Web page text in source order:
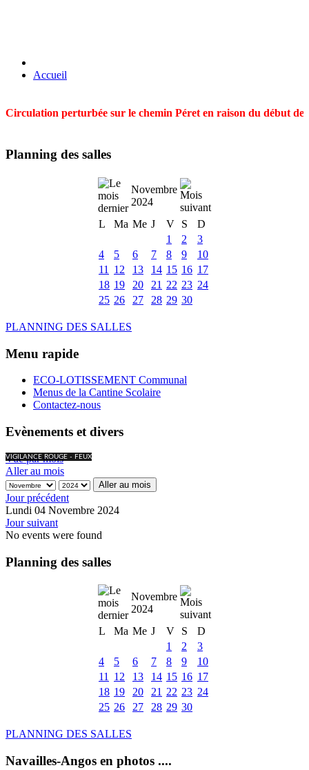
Accueil
Circulation perturbée sur le chemin Péret en raison du début
Planning des salles
Novembre
2024
L
Ma Me J V S
D
1
2
3
4
5 6 7 8 9
10
11
12 13 14 15 16 17
18 19 20 21 22 23 24
25 26 27 28 29 30
PLANNING DES SALLES
Menu rapide
ECO-LOTISSEMENT Communal
Menus de la Cantine Scolaire
Contactez-nous
Evènements et divers
VIGILANCE ROUGE - FEUX
Vue par mois
Aller au mois
Aller au mois
Jour précédent
Lundi 04 Novembre 2024
Jour suivant
No events were found
Planning des salles
Novembre
2024
L
Ma Me J V S
D
1
2
3
4
5 6 7 8 9
10
11
12 13 14 15 16 17
18 19 20 21 22 23 24
25 26 27 28 29 30
PLANNING DES SALLES
Navailles-Angos en photos ....